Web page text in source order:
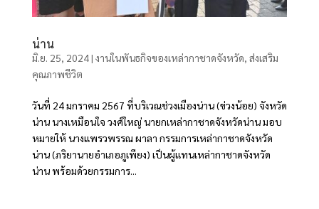
น่าน
มิ.ย. 25, 2024| งานในพันธกิจของเหล่ากาชาดจังหวัด, ส่งเสริม
คุณภาพชีวิต
วันที่ 24 มกราคม 2567 ที่บริเวณช่วงเมืองน่าน (ข่วงน้อย) จังหวัด
น่าน นางเหมือนใจ วงศ์ใหญ่ นายกเหล่ากาชาดจังหวัดน่าน มอบ
หมายให้ นางแพรวพรรณ ผาลา กรรมการเหล่ากาชาดจังหวัด
น่าน (ภริยานายอำเภอภูเพียง) เป็นผู้แทนเหล่ากาชาดจังหวัด
น่าน พร้อมด้วยกรรมการ...